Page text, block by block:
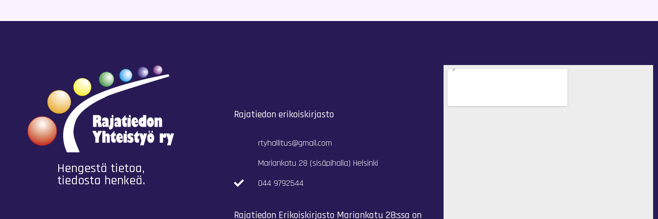
Hengestä tietoa,
tiedosta henkeä.
Rajatiedon erikoiskirjasto
rtyhallitus@gmail.com
Mariankatu 28 (sisäpihalla) Helsinki
044 9792544
Rajatiedon Erikoiskirjasto Mariankatu 28:ssa on